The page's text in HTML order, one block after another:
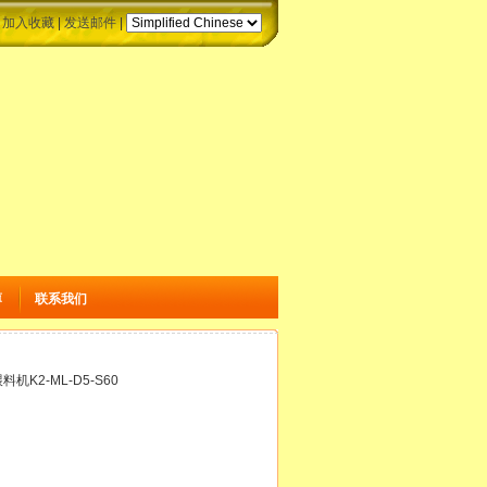
加入收藏|发送邮件|
联系我们
机K2-ML-D5-S60